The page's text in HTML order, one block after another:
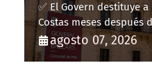
✅ El Govern destituye
Costas meses
con 20.000 euros
agosto 07, 2026